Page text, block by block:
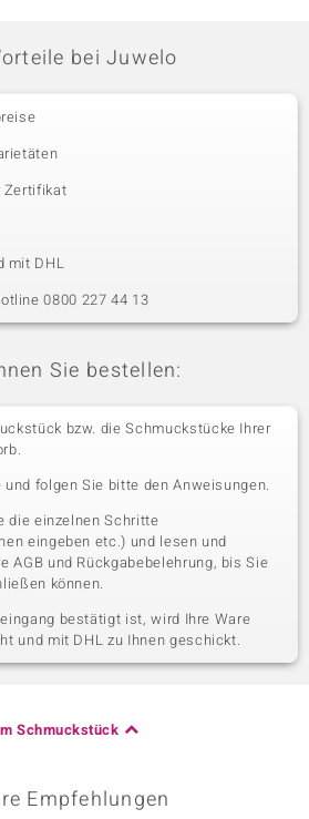
bei Juwelo
Zertifikat
mit DHL
0800 227 44 13
Sie bestellen:
bzw. die Schmuckstücke Ihrer
und folgen Sie bitte den Anweisungen.
die einzelnen Schritte
eingeben etc.) und lesen und
AGB und Rückgabebelehrung, bis Sie
können.
bestätigt ist, wird Ihre Ware
und mit DHL zu Ihnen geschickt.
Schmuckstück
Empfehlungen